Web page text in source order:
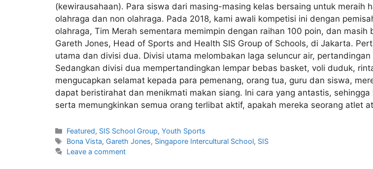
(kewirausahaan). Para siswa dari masing-masing kelas bersaing untuk meraih
olahraga dan non olahraga. Pada 2018, kami awali kompetisi ini dengan
olahraga, Tim Merah sementara memimpin dengan raihan 100 poin, dan
Gareth Jones, Head of Sports and Health SIS Group of Schools, di Jakarta.
utama dan divisi dua. Divisi utama melombakan laga seluncur air,
Sedangkan divisi dua mempertandingkan lempar bebas basket, voli duduk,
mengucapkan selamat kepada para pemenang, orang tua, guru dan siswa,
dapat beristirahat dan menikmati makan siang. Ini cara yang antastis,
serta memungkinkan semua orang terlibat aktif, apakah mereka seorang atlet
Featured, SIS School Group,Youth Sports
Bona Vista, Gareth Jones, Singapore Intercultural School, SIS
Leave a comment